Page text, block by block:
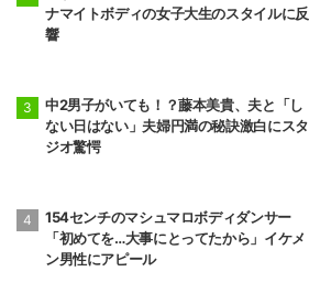
ナマイトボディの女子大生のスタイルに反
響
中2男子がいても！？藤本美貴、夫と「し
ない日はない」夫婦円満の秘訣激白にスタ
ジオ驚愕
154センチのマシュマロボディダンサー
「初めてを…大事にとってたから」イケメ
ン男性にアピール